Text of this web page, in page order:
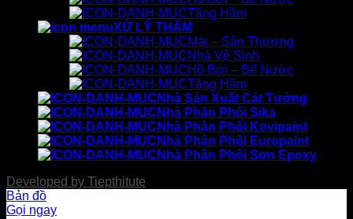
Tầng Hầm
XỬ LÝ THẤM
Mái – Sân Thượng
Nhà Vệ Sinh
Hồ Bơi – Bể Nước
Tầng Hầm
Nhà Sản Xuất Cát Tường
Nhà Phân Phối Sika
Nhà Phân Phối Kovipaint
Nhà Phân Phối Europaint
Nhà Phân Phối Sơn Epoxy
Developed by Tiepthitute
Bản đồ
Gọi ngay